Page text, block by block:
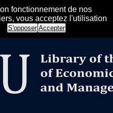
fonctionnement de nos
vous acceptez l'utilisation
S'opposer Accepter
الإلكتروني على الخط